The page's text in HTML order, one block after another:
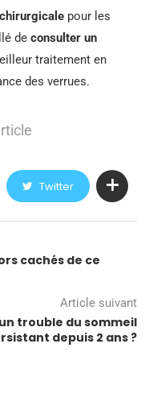
pour les
de consulter un
traitement en
des verrues.
Twitter
cachés de ce
Article suivant
trouble du sommeil
depuis 2 ans ?